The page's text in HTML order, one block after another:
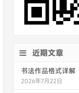
近期文章
书法作品格式详解
2026年7月22日